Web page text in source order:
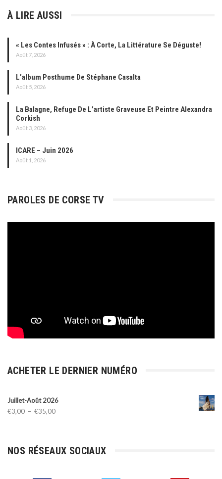
À LIRE AUSSI
« Les Contes Infusés » : À Corte, La Littérature Se Déguste!
Août 7, 2026
L’album Posthume De Stéphane Casalta
Août 5, 2026
La Balagne, Refuge De L’artiste Graveuse Et Peintre Alexandra
Corkish
Août 3, 2026
ICARE – Juin 2026
Août 1, 2026
PAROLES DE CORSE TV
ACHETER LE DERNIER NUMÉRO
Juillet-Août 2026
€3,00 – €35,00Plage
à
NOS RÉSEAUX SOCIAUX